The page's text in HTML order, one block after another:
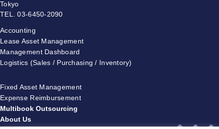
Tokyo
TEL.03-6450-2090
Accounting
Lease Asset Management
Management Dashboard
Logistics (Sales / Purchasing / Inventory)
Fixed Asset Management
Expense Reimbursement
Multibook Outsourcing
About Us